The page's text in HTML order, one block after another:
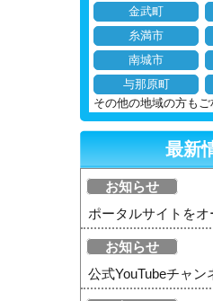
金武町
糸満市
南城市
与那原町
その他の地域の方もご
最新
お知らせ
ポータルサイトを
お知らせ
公式YouTubeチャン